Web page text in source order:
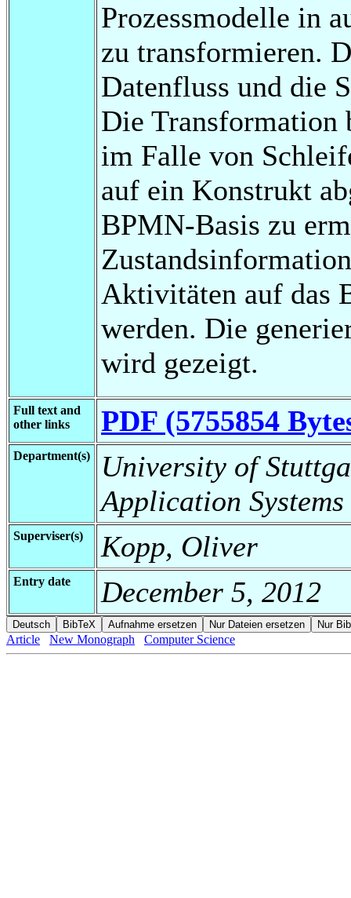
Prozessmodelle in
zu transformieren.
Datenfluss und die
Die Transformation
im Falle von
auf ein Konstrukt
BPMN-Basis zu
Aktivitäten auf das
werden. Die
wird gezeigt.
Full text and
other links
PDF (5755854
Department(s)
University of
Application Systems
Superviser(s) Kopp, Oliver
Entry date December 5, 2012
Article New Monograph Computer Science